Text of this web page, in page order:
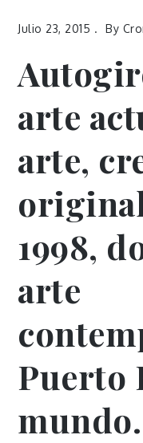
Julio 23, 2015 By
arte
arte,
1998,
arte
Puerto
mundo.